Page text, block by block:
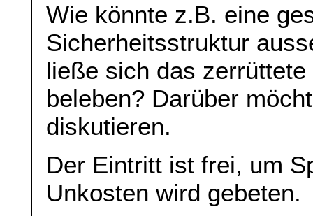
Wie könnte z.B. eine
Sicherheitsstruktur
ließe sich das
beleben? Darüber
diskutieren.
Der Eintritt ist frei, um
Unkosten wird gebeten.